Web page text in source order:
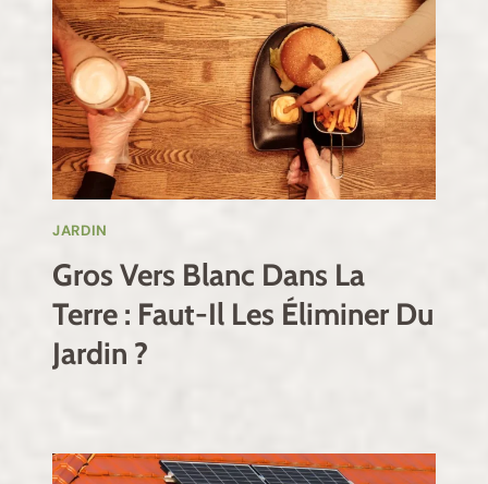
JARDIN
Gros Vers Blanc Dans La
Terre : Faut-Il Les Éliminer Du
Jardin ?